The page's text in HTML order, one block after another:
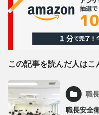
この記事を読んだ人はこ
職
職長安全